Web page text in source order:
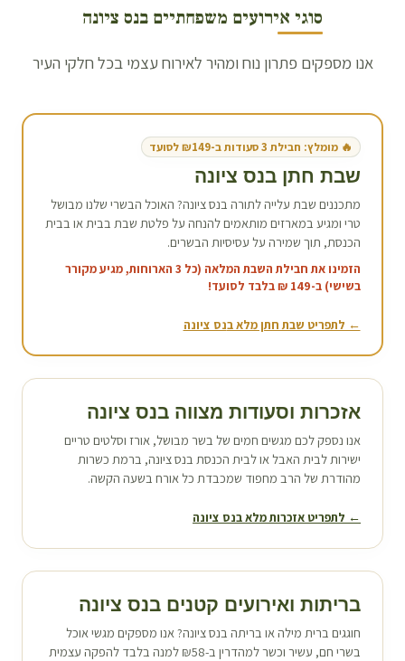
סוגי אירועים משפחתיים בנס ציונה
אנו מספקים פתרון נוח ומהיר לאירוח עצמי בכל חלקי העיר
🔥 מומלץ: חבילת 3 סעודות ב-₪149 לסועד
שבת חתן בנס ציונה
מתכננים שבת עלייה לתורה בנס ציונה? האוכל הבשרי שלנו מבושל
טרי ומגיע במארזים מותאמים להנחה על פלטת שבת בבית או בבית
הכנסת, תוך שמירה על עסיסיות הבשרים.
הזמינו את חבילת השבת המלאה (כל 3 הארוחות, מגיע מקורר
בשישי) ב-149 ₪ בלבד לסועד!
← לתפריט שבת חתן מלא בנס ציונה
אזכרות וסעודות מצווה בנס ציונה
אנו נספק לכם מגשים חמים של בשר מבושל, אורז וסלטים טריים
ישירות לבית האבל או לבית הכנסת בנס ציונה, ברמת כשרות
מהודרת של הרב מחפוד שמכבדת כל אורח בשעה הקשה.
← לתפריט אזכרות מלא בנס ציונה
בריתות ואירועים קטנים בנס ציונה
חוגגים ברית מילה או בריתה בנס ציונה? אנו מספקים מגשי אוכל
בשרי חם, עשיר וכשר למהדרין ב-₪58 למנה בלבד להפקה עצמית